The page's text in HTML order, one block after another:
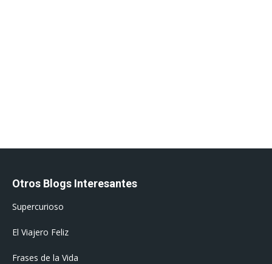
Otros Blogs Interesantes
Supercurioso
El Viajero Feliz
Frases de la Vida